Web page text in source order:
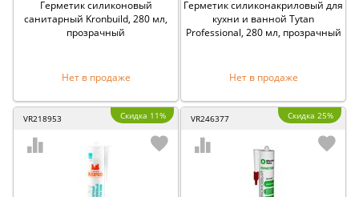
Герметик силиконовый
санитарный Kronbuild, 280 мл,
прозрачный
Нет в продаже
Герметик силиконакриловый для
кухни и ванной Tytan
Professional, 280 мл, прозрачный
Нет в продаже
VR218953 Скидка 11% VR246377 Скидка 25%